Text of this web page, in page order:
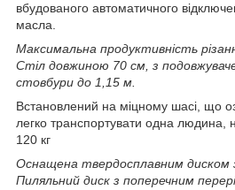
вбудованого автоматичного
масла.
Максимальна продуктивність
Стіл довжиною 70 см, з
стовбури до 1,15 м.
Встановлений на міцному шасі, що
легко транспортувати одна людина,
120 кг
Оснащена твердосплавним диском
Пиляльний диск з поперечним